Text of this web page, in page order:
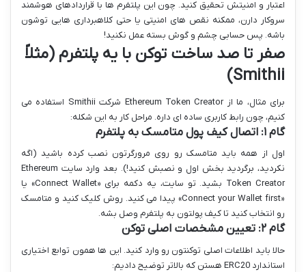
اعتبار و امنیتش تحقیق کنید. چون این پلتفرم ها با قراردادهای هوشمند
سروکار دارن، ممکنه نقص های امنیتی یا حتی کلاهبرداری هایی توشون
باشه. پس حسابی چشم و گوش بسته عمل نکنید!
صفر تا صد ساخت توکن با یه پلتفرم (مثلاً
Smithii)
برای مثال، ما از Ethereum Token Creator شرکت Smithii استفاده می
کنیم، چون رابط کاربری ساده ای داره. مراحل کار به این شکله:
گام ۱: اتصال کیف پول متامسک به پلتفرم
اول از همه باید متامسک رو روی مرورگرتون نصب کرده باشید (اگه
نکردید، برگردید بخش اول و نصبش کنید!). بعد وارد سایت Ethereum
Token Creator بشید. تو سایت، یه دکمه برای «Connect Wallet» یا
«Connect your Wallet first» پیدا می کنید. روش کلیک کنید و متامسک
رو انتخاب کنید تا کیف پولتون به پلتفرم وصل بشه.
گام ۲: تعیین مشخصات اصلی توکن
حالا باید اطلاعات اصلی توکنتون رو وارد کنید. این ها همون توابع اختیاری
استاندارد ERC20 هستن که بالاتر توضیح دادیم: